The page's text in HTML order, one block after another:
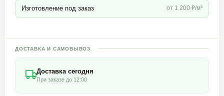
Изготовление под заказ от 1 200 ₽/м³
ДОСТАВКА И САМОВЫВОЗ
Доставка сегодня
При заказе до 12:00